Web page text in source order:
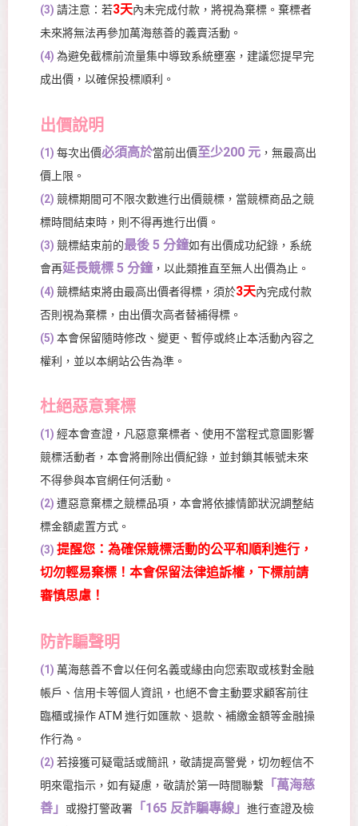
(3) 請注意：若3天內未完成付款，將視為棄標。棄標者
未來將無法再參加萬海慈善的義賣活動。
(4) 為避免截標前流量集中導致系統壅塞，建議您提早完
成出價，以確保投標順利。
出價說明
(1) 每次出價必須高於當前出價至少200 元 ，無最高出
價上限。
(2) 競標期間可不限次數進行出價競標，當競標商品之競
標時間結束時，則不得再進行出價。
(3) 競標結束前的最後 5 分鐘如有出價成功紀錄，系統
會再延長競標 5 分鐘 ，以此類推直至無人出價為止。
(4) 競標結束將由最高出價者得標，須於3天內完成付款
否則視為棄標，由出價次高者替補得標。
(5) 本會保留隨時修改、變更、暫停或終止本活動內容之
權利，並以本網站公告為準。
杜絕惡意棄標
(1) 經本會查證，凡惡意棄標者、使用不當程式意圖影響
競標活動者，本會將刪除出價紀錄，並封鎖其帳號未來
不得參與本官網任何活動。
(2) 遭惡意棄標之競標品項，本會將依據情節狀況調整結
標金額處置方式。
(3) 提醒您：為確保競標活動的公平和順利進行，
切勿輕易棄標！本會保留法律追訴權，下標前請
審慎思慮！
防詐騙聲明
(1) 萬海慈善不會以任何名義或緣由向您索取或核對金融
帳戶、信用卡等個人資訊，也絕不會主動要求顧客前往
臨櫃或操作 ATM 進行如匯款、退款、補繳金額等金融操
作行為。
(2) 若接獲可疑電話或簡訊，敬請提高警覺，切勿輕信不
明來電指示，如有疑慮，敬請於第一時間聯繫 「萬海慈
善」
或撥打警政署 「165 反詐騙專線」 進行查證及檢